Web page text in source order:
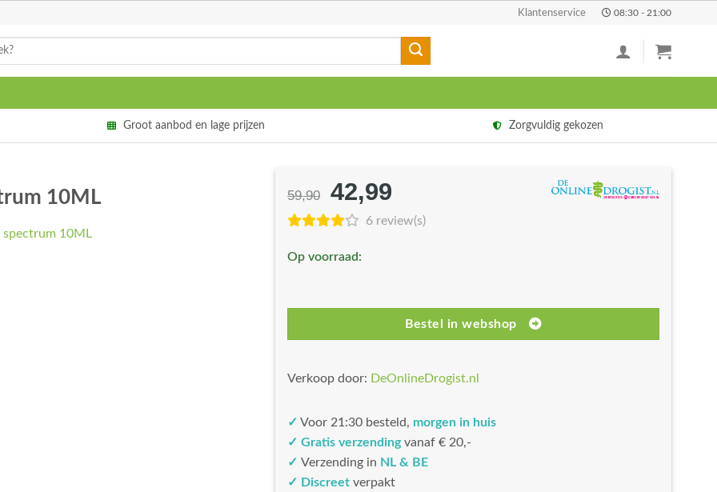
Klantenservice 08:30 - 21:00
Groot aanbod en lage prijzen Zorgvuldig gekozen
10ML 59,90
Oorspronkelijke
prijs
€59,90.
42,99
prijs
6 review(s)
Op voorraad:
Bestel in webshop
Verkoop door: DeOnlineDrogist.nl
✓ Voor 21:30 besteld, morgen in huis
✓ Gratis verzendingvanaf € 20,-
✓ Verzending in NL & BE
✓ Discreet verpakt